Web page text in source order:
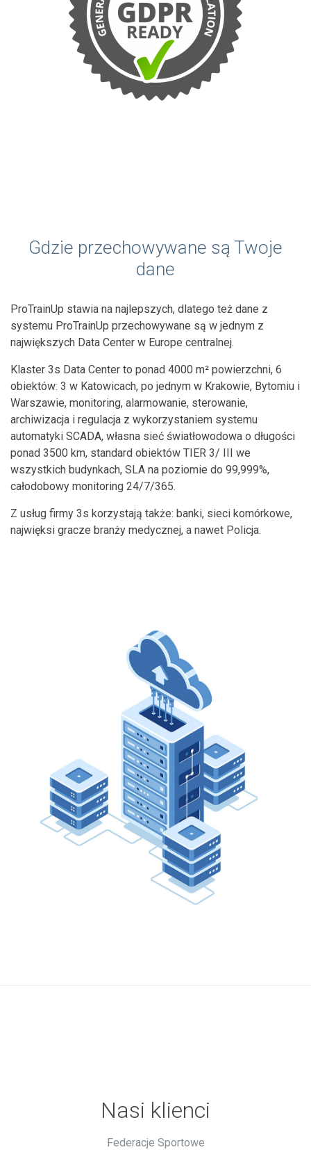
Gdzie przechowywane są Twoje
dane
ProTrainUp stawia na najlepszych, dlatego też dane z
systemu ProTrainUp przechowywane są w jednym z
największych Data Center w Europe centralnej.
Klaster 3s Data Center to ponad 4000 m² powierzchni, 6
obiektów: 3 w Katowicach, po jednym w Krakowie, Bytomiu i
Warszawie, monitoring, alarmowanie, sterowanie,
archiwizacja i regulacja z wykorzystaniem systemu
automatyki SCADA, własna sieć światłowodowa o długości
ponad 3500 km, standard obiektów TIER 3/ III we
wszystkich budynkach, SLA na poziomie do 99,999%,
całodobowy monitoring 24/7/365.
Z usług firmy 3s korzystają także: banki, sieci komórkowe,
najwięksi gracze branży medycznej, a nawet Policja.
Nasi klienci
Federacje Sportowe